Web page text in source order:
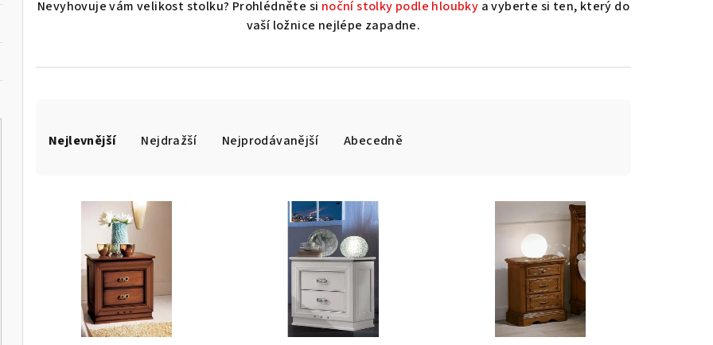
Nevyhovuje vám velikost stolku? Prohlédněte si noční stolky podle hloubky a vyberte si ten, který do
vaší ložnice nejlépe zapadne.
aNejlevnější Nejdražší Nejprodávanější Abecedně